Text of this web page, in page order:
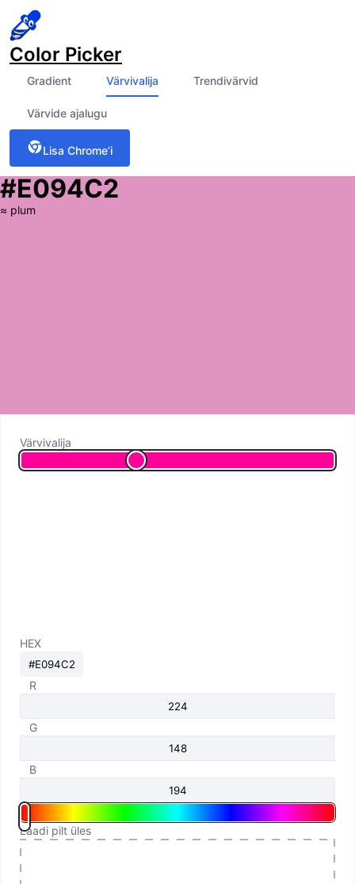
Color Picker
Gradient Värvivalija Trendivärvid
Värvide ajalugu
Lisa Chrome’i
#E094C2
≈ plum
Värvivalija
HEX
R
G
B
Laadi pilt üles